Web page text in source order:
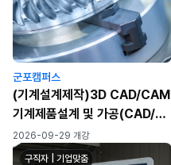
군포캠퍼스
(기계설계제작)3D CAD/CAM
기계제품설계 및 가공(CAD/마
스터캠/3D모델
링/MCT/CNC)
2026-09-29 개강
구직자 | 기업맞춤